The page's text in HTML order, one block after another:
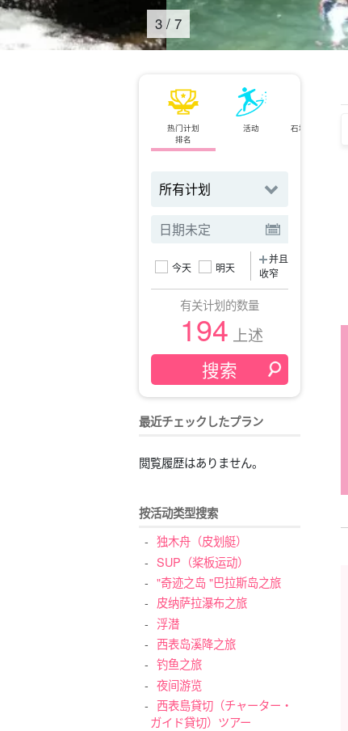
4 / 7
热门计划
排名
活动
石垣岛⇄西表岛
今天 明天
并且
收窄
有关计划的数量
194 上述
最近チェックしたプラン
閲覧履歴はありません。
按活动类型搜索
独木舟（皮划艇）
SUP（桨板运动）
"奇迹之岛 "巴拉斯岛之旅
皮纳萨拉瀑布之旅
浮潜
西表岛溪降之旅
钓鱼之旅
夜间游览
西表島貸切（チャーター・
ガイド貸切）ツアー